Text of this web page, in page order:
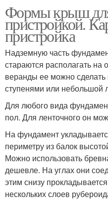
Формы крыш
пристройкой.
пристройка
Надземную часть
стараются располагать на
веранды ее можно
ступенями или небольшой
Для любого вида
пол. Для ленточного он
На фундамент
периметру из балок
Можно использовать
дешевле. На углах они
этим снизу
нескольких слоев